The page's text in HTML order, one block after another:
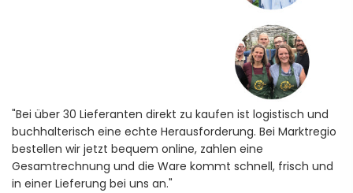
"Bei über 30 Lieferanten direkt zu kaufen ist logistisch und
buchhalterisch eine echte Herausforderung. Bei Marktregio
bestellen wir jetzt bequem online, zahlen eine
Gesamtrechnung und die Ware kommt schnell, frisch und
in einer Lieferung bei uns an."